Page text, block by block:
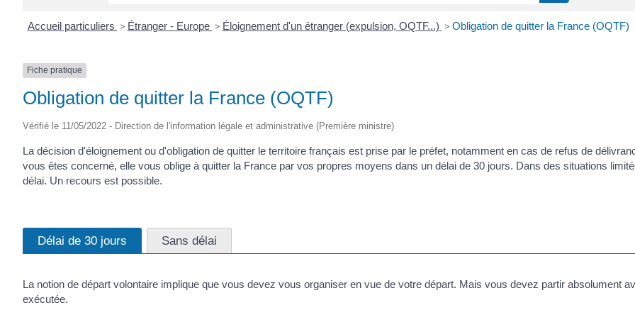
Accueil particuliers > Étranger - Europe > Éloignement d'un étranger (expulsion, OQTF...) > Obligation de quitter la France (OQTF)
Fiche pratique
Obligation de quitter la France (OQTF)
Vérifié le 11/05/2022 - Direction de l'information légale et administrative (Première ministre)
La décision d'éloignement ou d'obligation de quitter le territoire français est prise par le préfet, notamment en cas de refus de
vous êtes concerné, elle vous oblige à quitter la France par vos propres moyens dans un délai de 30 jours. Dans des situations
délai. Un recours est possible.
Délai de 30 jours Sans délai
La notion de départ volontaire implique que vous devez vous organiser en vue de votre départ. Mais vous devez partir absolument
exécutée.